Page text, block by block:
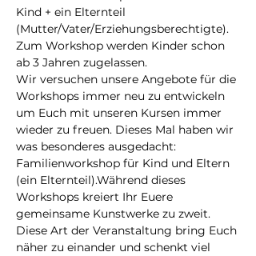
Kind + ein Elternteil
(Mutter/Vater/Erziehungsberechtigte).
Zum Workshop werden Kinder schon
ab 3 Jahren zugelassen.
Wir versuchen unsere Angebote für die
Workshops immer neu zu entwickeln
um Euch mit unseren Kursen immer
wieder zu freuen. Dieses Mal haben wir
was besonderes ausgedacht:
Familienworkshop für Kind und Eltern
(ein Elternteil).Während dieses
Workshops kreiert Ihr Euere
gemeinsame Kunstwerke zu zweit.
Diese Art der Veranstaltung bring Euch
näher zu einander und schenkt viel